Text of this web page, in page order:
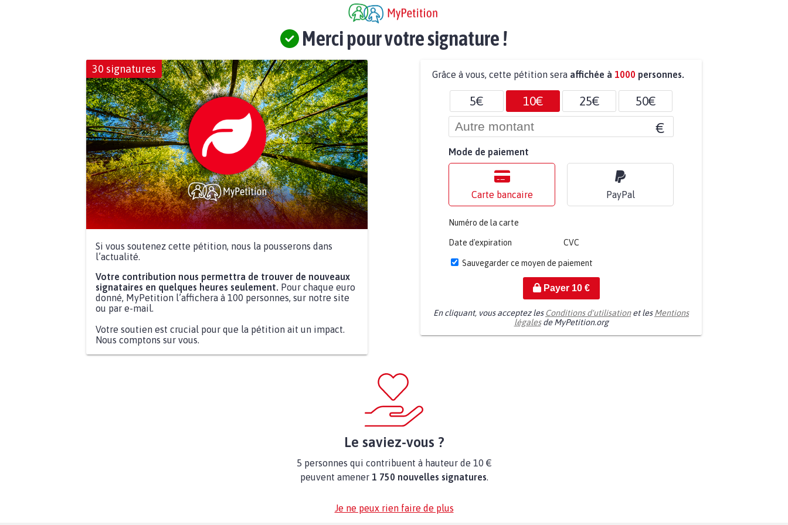
Merci pour votre signature !
30 signatures
Si vous soutenez cette pétition, nous la pousserons dans
l’actualité.
Votre contribution nous permettra de trouver de nouveaux
signataires en quelques heures seulement. Pour chaque euro
donné, MyPetition l’affichera à 100 personnes, sur notre site
ou par e-mail.
Votre soutien est crucial pour que la pétition ait un impact.
Nous comptons sur vous.
Grâce à vous, cette pétition sera affichée à 1000 personnes.
5€ 10€ 25€ 50€
€
Mode de paiement
Carte bancaire PayPal
Numéro de la carte
Date d'expiration CVC
Sauvegarder ce moyen de paiement
Payer 10€
En cliquant, vous acceptez les Conditions d'utilisationet lesMentions
légalesde MyPetition.org
Le saviez-vous ?
5 personnes qui contribuent à hauteur de 10 €
peuvent amener 1 750 nouvelles signatures.
Je ne peux rien faire de plus